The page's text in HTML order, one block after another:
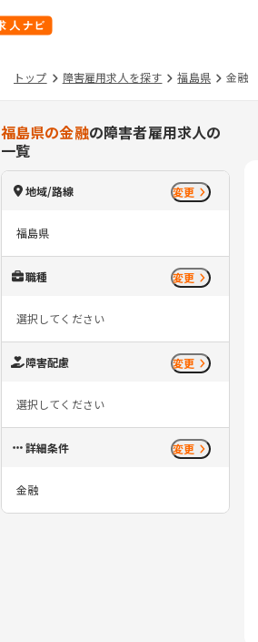
トップ 障害雇用求人を探す 福島県 金融
福島県の金融の障害者雇用求人の
一覧
地域/路線 変更
福島県
職種 変更
選択してください
障害配慮 変更
選択してください
詳細条件 変更
金融